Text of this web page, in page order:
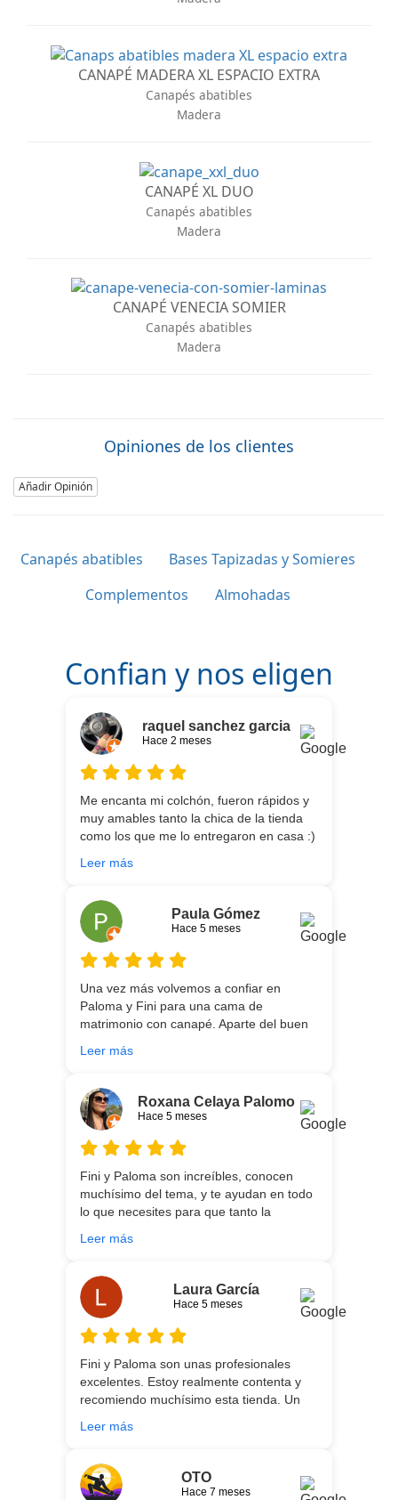
CANAPÉ MADERA XL ESPACIO EXTRA
Canapés abatibles
Madera
CANAPÉ XL DUO
Canapés abatibles
Madera
CANAPÉ VENECIA SOMIER
Canapés abatibles
Madera
Opiniones de los clientes
Añadir Opinión
Canapés abatibles
Bases Tapizadas y Somieres
Complementos
Almohadas
Confian y nos eligen
raquel sanchez garcia
Hace 2 meses
Me encanta mi colchón, fueron rápidos y
muy amables tanto la chica de la tienda
como los que me lo entregaron en casa :)
meses después:) son todos un encanto y
canapé, una entrega rapidísima y fácil
comunicación con los repartidores que lo
traen y montan :) encantada
Leer más
Paula Gómez
Hace 5 meses
Una vez más volvemos a confiar en
Paloma y Fini para una cama de
matrimonio con canapé. Aparte del buen
personalizando totalmente las
agradables y tan cercanas que la
experiencia es fantástica. Puntualizar
también que los chicos que nos trajeron y
montaron todo lo hicieron perfectamente,
perfectamente y a nuestro gusto, además
muy rápidos. Volveremos a contar con
ellos para futuras compras. Muchas
gracias!
Leer más
Roxana Celaya Palomo
Hace 5 meses
Fini y Paloma son increíbles, conocen
muchísimo del tema, y te ayudan en todo
lo que necesites para que tanto la
que estés necesitando sean los mejores.
trabajo impecable en el transporte y
montaje, unos chicos encantadores. Hace
5 años conocí la tienda, y vuelvo
encantada de contar con su asesoría y
equipo.
Leer más
Laura García
Hace 5 meses
Fini y Paloma son unas profesionales
excelentes. Estoy realmente contenta y
recomiendo muchísimo esta tienda. Un
entrega.
Leer más
OTO
Hace 7 meses